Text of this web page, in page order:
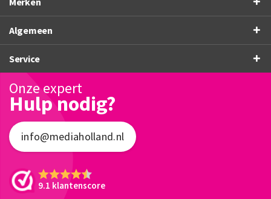
Algemeen
Service
Onze expert
Hulp nodig?
info@mediaholland.nl
9.1 klantenscore